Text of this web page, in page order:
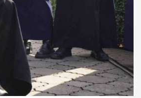
Читати більше